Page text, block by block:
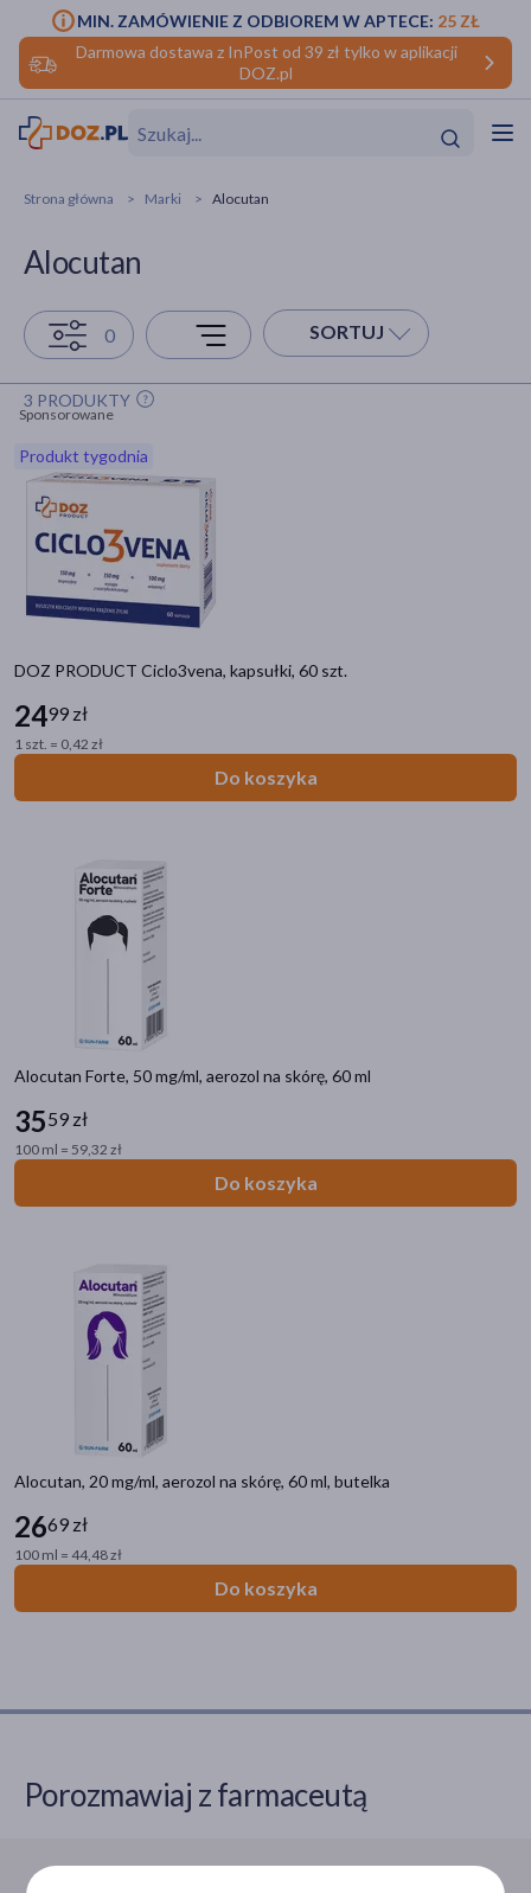
Darmowa dostawa z InPost od 39 zł tylko w aplikacji
DOZ.pl
MIN. ZAMÓWIENIE Z ODBIOREM W APTECE: 25 ZŁ
Hit
Hit
Strona główna Marki Alocutan
Alocutan
0 SORTUJ
3 PRODUKTY
Sponsorowane
Produkt tygodnia
DOZ PRODUCT Ciclo3vena, kapsułki, 60 szt.
2499 zł
1 szt. = 0,42 zł
Do koszyka
Alocutan Forte, 50 mg/ml, aerozol na skórę, 60 ml
3559 zł
100 ml = 59,32 zł
Do koszyka
Alocutan, 20 mg/ml, aerozol na skórę, 60 ml, butelka
2669 zł
100 ml = 44,48 zł
Do koszyka
Kategorie produktów
Zdrowie
Dostępny(2)
Dostawa
Wysyłka
zł – zł
Płeć
Porozmawiaj z farmaceutą